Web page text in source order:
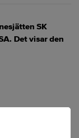
SK
Det visar den